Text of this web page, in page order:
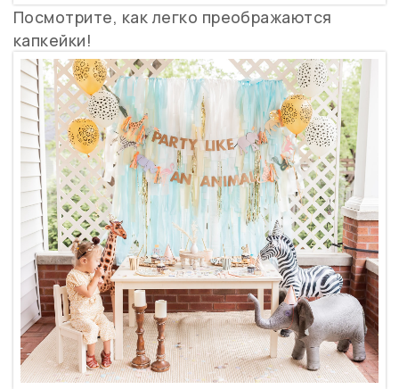
Посмотрите, как легко преображаются
капкейки!